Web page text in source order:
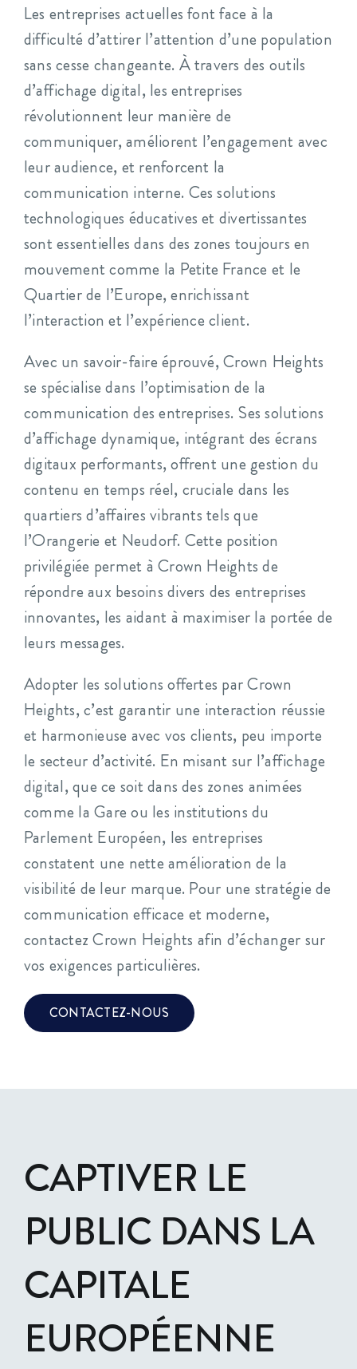
Les entreprises actuelles font face à la
difficulté d’attirer l’attention d’une population
sans cesse changeante. À travers des outils
d’affichage digital, les entreprises
révolutionnent leur manière de
communiquer, améliorent l’engagement avec
leur audience, et renforcent la
communication interne. Ces solutions
technologiques éducatives et divertissantes
sont essentielles dans des zones toujours en
mouvement comme la Petite France et le
Quartier de l’Europe, enrichissant
l’interaction et l’expérience client.
Avec un savoir-faire éprouvé, Crown Heights
se spécialise dans l’optimisation de la
communication des entreprises. Ses solutions
d’affichage dynamique, intégrant des écrans
digitaux performants, offrent une gestion du
contenu en temps réel, cruciale dans les
quartiers d’affaires vibrants tels que
l’Orangerie et Neudorf. Cette position
privilégiée permet à Crown Heights de
répondre aux besoins divers des entreprises
innovantes, les aidant à maximiser la portée de
leurs messages.
Adopter les solutions offertes par Crown
Heights, c’est garantir une interaction réussie
et harmonieuse avec vos clients, peu importe
le secteur d’activité. En misant sur l’affichage
digital, que ce soit dans des zones animées
comme la Gare ou les institutions du
Parlement Européen, les entreprises
constatent une nette amélioration de la
visibilité de leur marque. Pour une stratégie de
communication efficace et moderne,
contactez Crown Heights afin d’échanger sur
vos exigences particulières.
CONTACTEZ-NOUS
CAPTIVER LE
PUBLIC DANS LA
CAPITALE
EUROPÉENNE